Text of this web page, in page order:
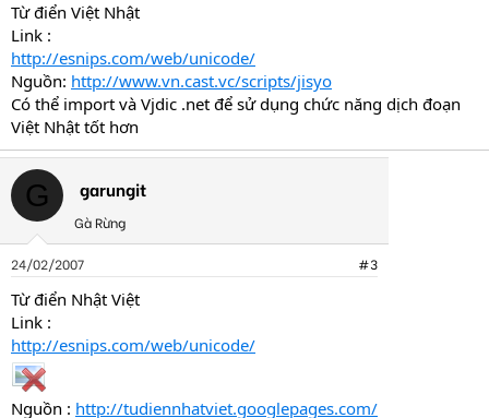
Từ điển Việt Nhật
Link :
http://esnips.com/web/unicode/
Nguồn: http://www.vn.cast.vc/scripts/jisyo
Có thể import và Vjdic .net để sử dụng chức năng dịch đoạn
Việt Nhật tốt hơn
G garungit
Gà Rừng
24/02/2007 #3
Từ điển Nhật Việt
Link :
http://esnips.com/web/unicode/
Nguồn : http://tudiennhatviet.googlepages.com/